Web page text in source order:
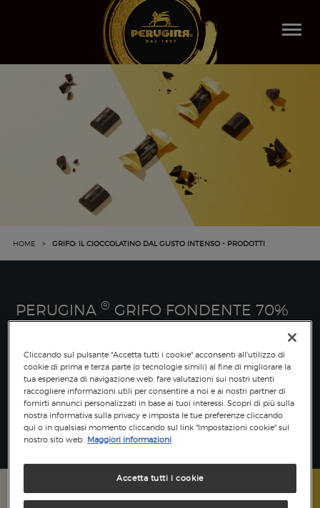
HOME > GRIFO: IL CIOCCOLATINO DAL GUSTO INTENSO - PRODOTTI
PERUGINA® GRIFO FONDENTE 70%
®
storico cioccolatino Perugina®:aprite l’incarto oro e nero e tuffatevi
nel suo sapore deciso e delizioso.
Perugina® Grifo fondente 70% Luisa®è un’esperienza
unica per assaporare il gusto delcioccolato fondente
Perugina®in tutta la sua essenza.
Cliccando sul pulsante "Accetta tutti i cookie" acconsenti all'utilizzo di
cookie di prima e terza parte (o tecnologie simili) al fine di migliorare la
tua esperienza di navigazione web, fare valutazioni sui nostri utenti,
raccogliere informazioni utili per consentire a noi e ai nostri partner di
fornirti annunci personalizzati in base ai tuoi interessi. Scopri di più sulla
nostra informativa sulla privacy e imposta le tue preferenze cliccando
qui o in qualsiasi momento cliccando sul link "Impostazioni cookie" sul
nostro sito web. Maggiori informazioni
Accetta tutti i cookie